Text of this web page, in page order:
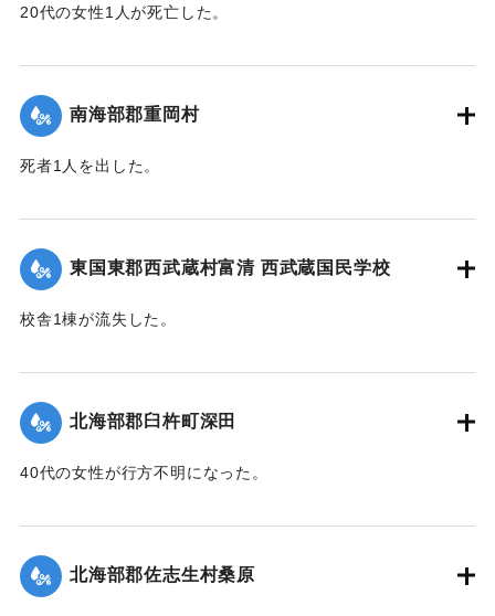
20代の女性1人が死亡した。
｜固有コード: 00481070
南海部郡重岡村
死者1人を出した。
｜固有コード: 00481062
東国東郡西武蔵村富清 西武蔵国民学校
校舎1棟が流失した。
｜固有コード: 00481063
北海部郡臼杵町深田
40代の女性が行方不明になった。
｜固有コード: 00481064
北海部郡佐志生村桑原